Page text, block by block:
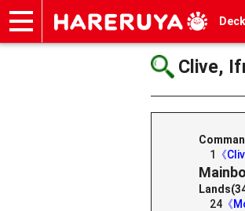
Clive,
1
《
24 《